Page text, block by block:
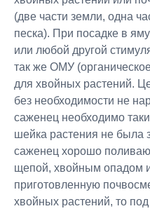
(две части земли, одна
песка). При посадке в
или любой другой
так же ОМУ
для хвойных растений.
без необходимости не
саженец необходимо
шейка растения не была
саженец хорошо
щепой, хвойным опадом
приготовленную
хвойных растений, то